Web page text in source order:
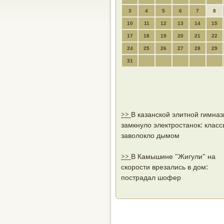
3 4 5 6 7 8
10 11 12 13 14 15
17 18 19 20 21 22
24 25 26 27 28 29
31
>> В казанской элитной
замкнуло электростанок:
заволокло дымом
>> В Камышине "Жигули" на
скорости врезались в дом:
пострадал шофер